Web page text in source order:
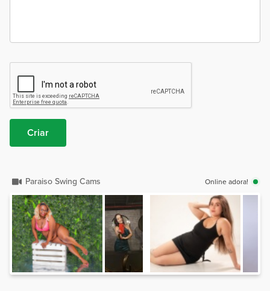
Criar
Paraiso Swing Cams Online adora!